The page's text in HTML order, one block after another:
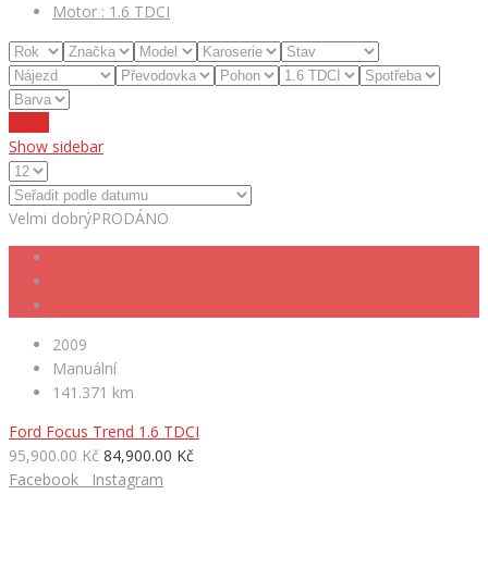
Motor : 1.6 TDCI
Show sidebar
Velmi dobrýPRODÁNO
2009
Manuální
141.371 km
Ford Focus Trend 1.6 TDCI
95,900.00 Kč 84,900.00 Kč
Facebook
Instagram